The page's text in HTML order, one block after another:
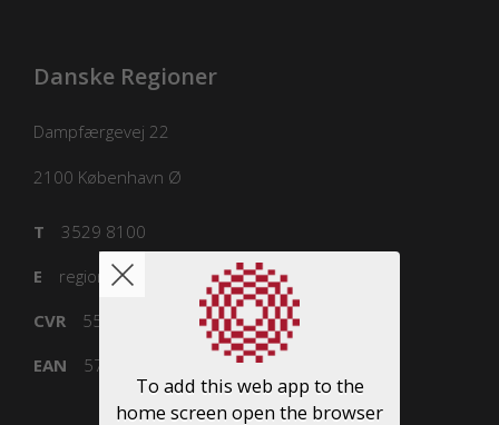
Danske Regioner
Dampfærgevej 22
2100 København Ø
3529 8100
T
regioner@regioner.dk
E
55832218
CVR
5798000016477
EAN
To add this web app to the
home screen open the browser